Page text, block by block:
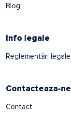
Blog
Info legale
Reglementări legale
Contacteaza-ne
Contact